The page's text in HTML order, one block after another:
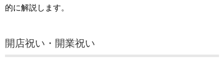
的に解説します。
開店祝い・開業祝い